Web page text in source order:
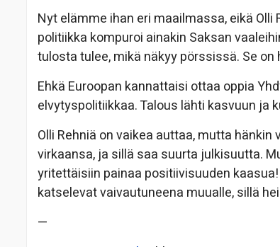
Nyt elämme ihan eri maailmassa, eikä Olli
politiikka kompuroi ainakin Saksan
tulosta tulee, mikä näkyy pörssissä. Se on
Ehkä Euroopan kannattaisi ottaa oppia
elvytyspolitiikkaa. Talous lähti kasvuun ja
Olli Rehniä on vaikea auttaa, mutta
virkaansa, ja sillä saa suurta julkisuutta.
yritettäisiin painaa positiivisuuden
katselevat vaivautuneena muualle, sillä
—